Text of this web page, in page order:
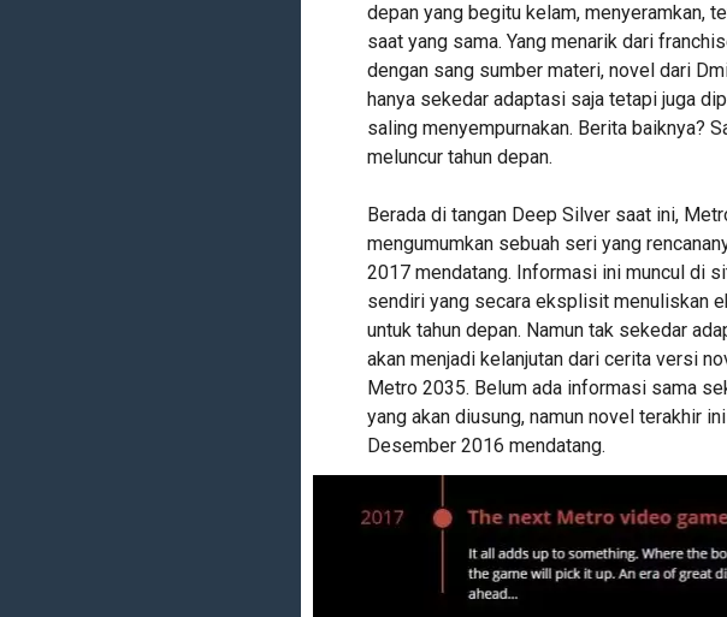
depan yang begitu kelam, menyeramkan,
saat yang sama. Yang menarik dari
dengan sang sumber materi, novel dari
hanya sekedar adaptasi saja tetapi juga
saling menyempurnakan. Berita baiknya?
meluncur tahun depan.
Berada di tangan Deep Silver saat ini,
mengumumkan sebuah seri yang
2017 mendatang. Informasi ini muncul di
sendiri yang secara eksplisit menuliskan
untuk tahun depan. Namun tak sekedar
akan menjadi kelanjutan dari cerita versi
Metro 2035. Belum ada informasi sama
yang akan diusung, namun novel terakhir
Desember 2016 mendatang.